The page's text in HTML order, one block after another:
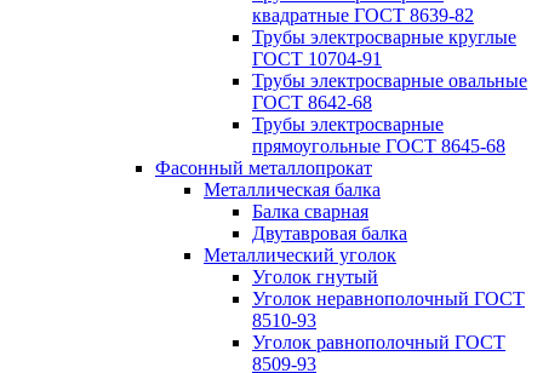
квадратные ГОСТ 8639-82
Трубы электросварные круглые
ГОСТ 10704-91
Трубы электросварные овальные
ГОСТ 8642-68
Трубы электросварные
прямоугольные ГОСТ 8645-68
Фасонный металлопрокат
Металлическая балка
Балка сварная
Двутавровая балка
Металлический уголок
Уголок гнутый
Уголок неравнополочный ГОСТ
8510-93
Уголок равнополочный ГОСТ
8509-93